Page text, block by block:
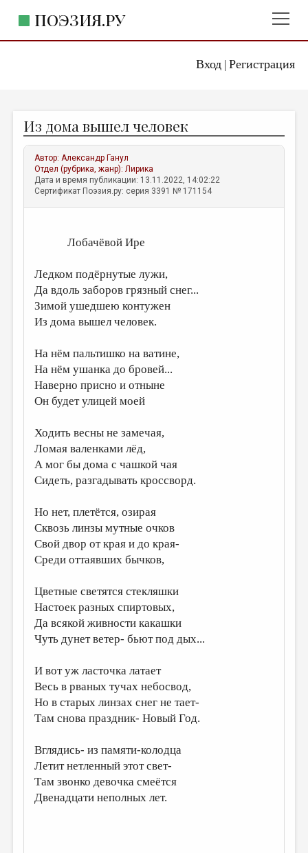
Вход| Регистрация
ПОЭЗИЯ.РУ
ЖАНРЫ
АВТОРЫ
КОММЕНТАРИИ
ЛИТСАЛОН
ИЗБРАННОЕ
ДАЙДЖЕСТ
ПРОИЗВЕДЕНИЯ
ПЕРЕВОДЫ
КОНКУРСЫ
ДЕТСКАЯ КОМНАТА
КНИЖНАЯ ПОЛКА
ОБЗОР ЛИТЕРАТУРЫ
ОБЪЯВЛЕНИЯ
КОЛОНКА РЕДАКТОРА
ОТ РЕДАКЦИИ
МАЛАЯ ПРОЗА
ЭССЕИСТИКА
ЛИТЕРАТУРОВЕДЕНИЕ
КУЛЬТУРОВЕДЕНИЕ
ПУБЛИЦИСТИКА
РЕЦЕНЗИРОВАНИЕ
ЦИКЛЫ ПУБЛИКАЦИЙ
ТРЕДИАКОВСКИЙ
Из дома вышел человек
Автор:Александр Ганул
Отдел (рубрика, жанр):Лирика
Дата и время публикации: 13.11.2022, 14:02:22
Сертификат Поэзия.ру: серия 3391 № 171154
Лобачёвой Ире
Ледком подёрнутые лужи,
Да вдоль заборов грязный снег...
Зимой ушедшею контужен
Из дома вышел человек.
На нём пальтишко на ватине,
На нём ушанка до бровей...
Наверно присно и отныне
Он будет улицей моей
Ходить весны не замечая,
Ломая валенками лёд,
А мог бы дома с чашкой чая
Сидеть, разгадывать кроссворд.
Но нет, плетётся, озирая
Сквозь линзы мутные очков
Свой двор от края и до края-
Среди оттаявших бычков,
Цветные светятся стекляшки
Настоек разных спиртовых,
Да всякой живности какашки
Чуть дунет ветер- бьют под дых...
И вот уж ласточка латает
Весь в рваных тучах небосвод,
Но в старых линзах снег не тает-
Там снова праздник- Новый Год.
Вглядись- из памяти-колодца
Летит нетленный этот свет-
Там звонко девочка смеётся
Двенадцати неполных лет.